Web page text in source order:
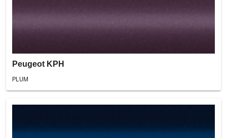
Peugeot KPH
PLUM